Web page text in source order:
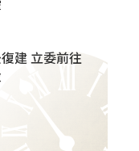
建 立委前往